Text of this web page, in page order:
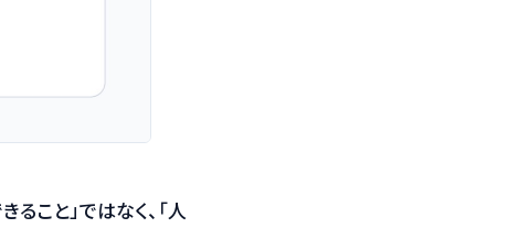
こと」ではなく、「人